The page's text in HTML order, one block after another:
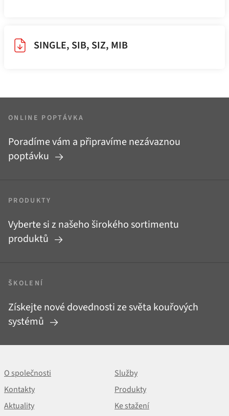
SINGLE, SIB, SIZ, MIB
ONLINE POPTÁVKA
Poradíme vám a připravíme nezávaznou
poptávku
PRODUKTY
Vyberte si z našeho širokého sortimentu
produktů
ŠKOLENÍ
Získejte nové dovednosti ze světa kouřových
systémů
O společnosti
Služby
Kontakty
Produkty
Aktuality
Ke stažení